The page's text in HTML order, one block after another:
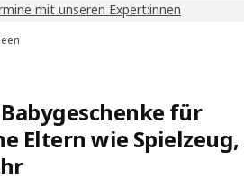
mit unseren Expert:innen
für
Eltern wie Spielzeug,